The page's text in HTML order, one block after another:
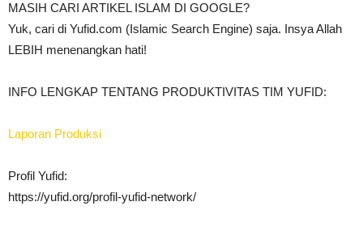
MASIH CARI ARTIKEL ISLAM DI GOOGLE?
Yuk, cari di Yufid.com (Islamic Search Engine) saja. Insya Allah
LEBIH menenangkan hati!
INFO LENGKAP TENTANG PRODUKTIVITAS TIM YUFID:
Laporan Produksi
Profil Yufid:
https://yufid.org/profil-yufid-network/